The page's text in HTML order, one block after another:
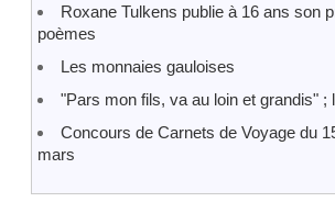
Roxane Tulkens publie à 16 ans son
poèmes
Les monnaies gauloises
"Pars mon fils, va au loin et grandis" ;
Concours de Carnets de Voyage du
mars